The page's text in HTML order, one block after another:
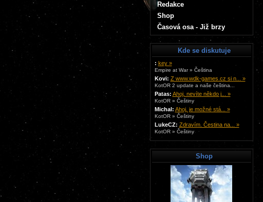
Redakce
Shop
Časová osa - Již brzy
Kde se diskutuje
: key »
Empire at War » Čeština
Kovi: Z www.wdk-games.cz si n... »
KotOR 2 update a naše čeština...
Patas: Ahoj, nevíte někdo j... »
KotOR » Češtiny
Michal: Ahoj, je možné stá... »
KotOR » Češtiny
LukeCZ: Zdravím. Čestina na... »
KotOR » Češtiny
Shop